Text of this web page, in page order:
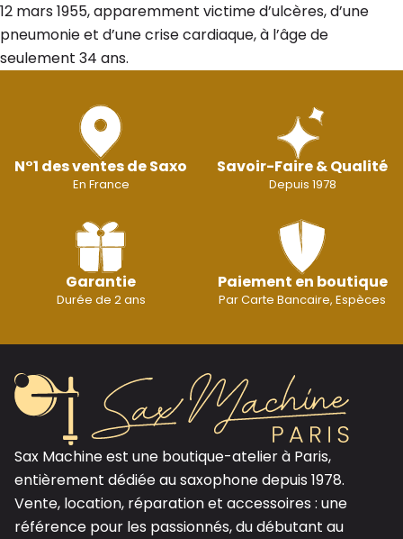
12 mars 1955, apparemment victime d’ulcères, d’une
pneumonie et d’une crise cardiaque, à l’âge de
seulement 34 ans.
N°1 des ventes de Saxo
En France
Savoir-Faire & Qualité
Depuis 1978
Garantie
Durée de 2 ans
Paiement en boutique
Par Carte Bancaire, Espèces
Sax Machine est une boutique-atelier à Paris,
entièrement dédiée au saxophone depuis 1978.
Vente, location, réparation et accessoires : une
référence pour les passionnés, du débutant au